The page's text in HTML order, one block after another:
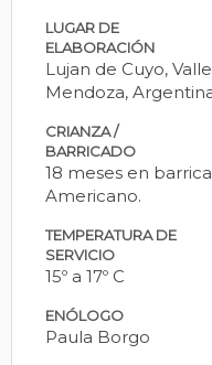
LUGAR DE
ELABORACIÓN
Lujan de Cuyo,
Mendoza,
CRIANZA /
BARRICADO
18 meses en
Americano.
TEMPERATURA DE
SERVICIO
15º a 17º C
ENÓLOGO
Paula Borgo